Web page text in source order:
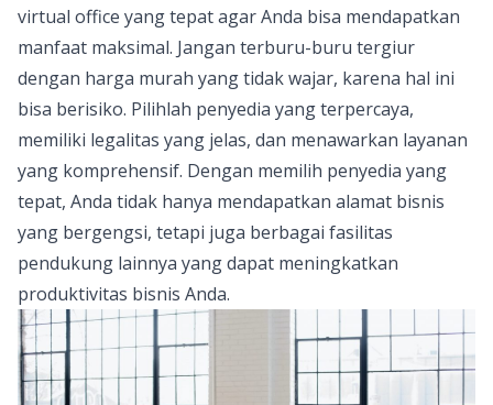
virtual office yang tepat agar Anda bisa mendapatkan
manfaat maksimal. Jangan terburu-buru tergiur
dengan harga murah yang tidak wajar, karena hal ini
bisa berisiko. Pilihlah penyedia yang terpercaya,
memiliki legalitas yang jelas, dan menawarkan layanan
yang komprehensif. Dengan memilih penyedia yang
tepat, Anda tidak hanya mendapatkan alamat bisnis
yang bergengsi, tetapi juga berbagai fasilitas
pendukung lainnya yang dapat meningkatkan
produktivitas bisnis Anda.